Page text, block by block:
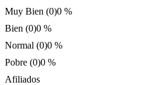
Muy Bien (0)0 %
Bien (0)0 %
Normal (0)0 %
Pobre (0)0 %
Afiliados